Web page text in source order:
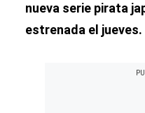
nueva serie pirata
estrenada el jueves.